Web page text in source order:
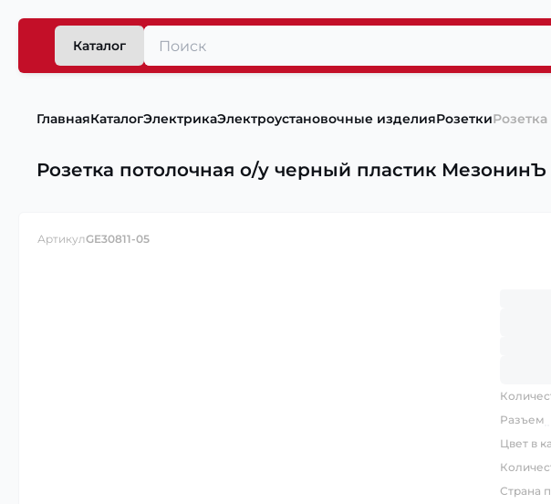
Каталог
ГлавнаяКаталогЭлектрикаЭлектроустановочные изделияРозетки
Розетка потолочная о/у черный пластик МезонинЪ
АртикулGE30811-05
Разъем
Цвет в
Страна